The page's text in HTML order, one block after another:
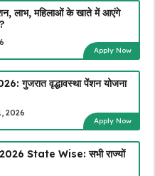
लाभ, महिलाओं के खाते में आएंगे
Apply Now
वृद्धावस्था पेंशन योजना
2026
Apply Now
State Wise: सभी राज्यों